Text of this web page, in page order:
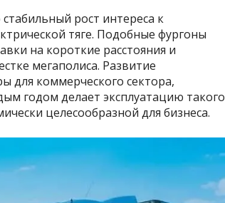
рост интереса к
тяге. Подобные фургоны
на короткие расстояния и
мегаполиса. Развитие
для коммерческого сектора,
годом делает эксплуатацию такого
целесообразной для бизнеса.